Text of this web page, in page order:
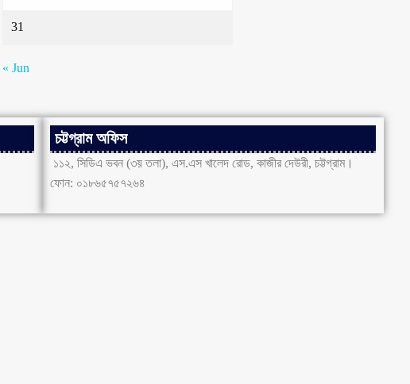
31
« Jun
চট্টগ্রাম অফিস
১১২, সিডিএ ভবন (৩য় তলা), এস.এস খালেদ রোড, কাজীর দেউরী, চট্টগ্রাম।
ফোন: ০১৮৬৫৭৫৭২৬৪